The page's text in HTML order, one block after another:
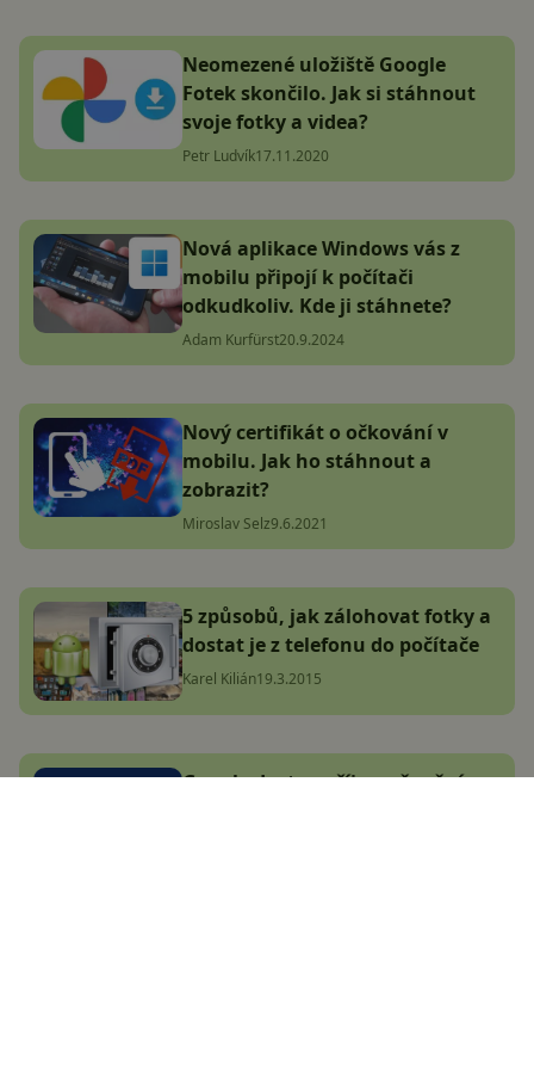
Neomezené uložiště Google
Fotek skončilo. Jak si stáhnout
svoje fotky a videa?
Petr Ludvík17.11.2020
Nová aplikace Windows vás z
mobilu připojí k počítači
odkudkoliv. Kde ji stáhnete?
Adam Kurfürst20.9.2024
Nový certifikát o očkování v
mobilu. Jak ho stáhnout a
zobrazit?
Miroslav Selz9.6.2021
5 způsobů, jak zálohovat fotky a
dostat je z telefonu do počítače
Karel Kilián19.3.2015
Google dost nepříjemně mění